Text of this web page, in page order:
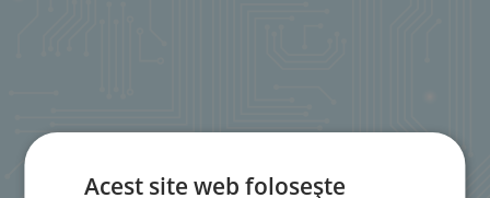
Acest site web folosește